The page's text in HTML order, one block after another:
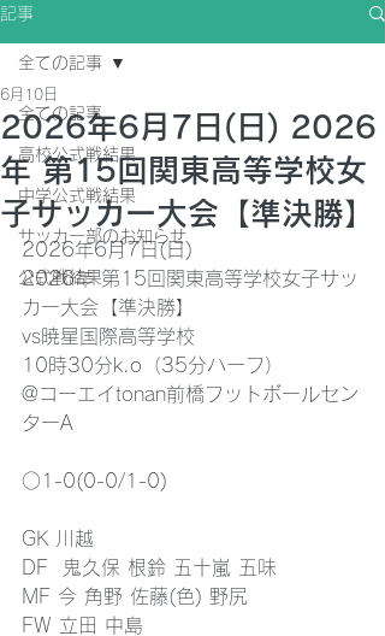
記事
全ての記事
高校公式戦結果
中学公式戦結果
サッカー部のお知らせ
公式戦結果
全ての記事
2026年6月7日(日) 2026
年 第15回関東高等学校女
子サッカー大会【準決勝】
6月10日
2026年6月7日(日)
2026年 第15回関東高等学校女子サッ
カー大会【準決勝】
vs暁星国際高等学校
10時30分k.o（35分ハーフ）
@コーエイtonan前橋フットボールセン
ターA
○1-0(0-0/1-0)
GK 川越
DF  鬼久保 根鈴 五十嵐 五味
MF 今 角野 佐藤(色) 野尻
FW 立田 中島